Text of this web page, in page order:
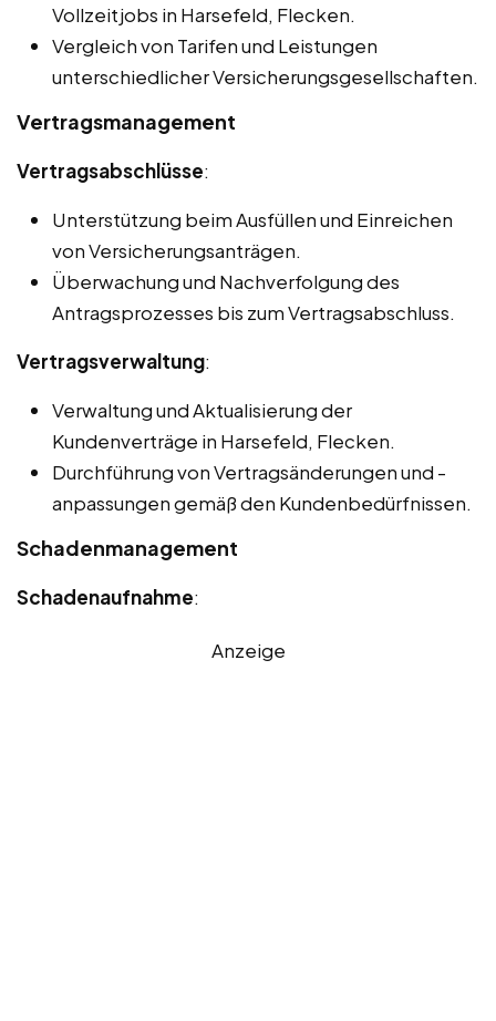
Vollzeitjobs in Harsefeld, Flecken.
Vergleich von Tarifen und Leistungen
unterschiedlicher Versicherungsgesellschaften.
Vertragsmanagement
Vertragsabschlüsse:
Unterstützung beim Ausfüllen und Einreichen
von Versicherungsanträgen.
Überwachung und Nachverfolgung des
Antragsprozesses bis zum Vertragsabschluss.
Vertragsverwaltung:
Verwaltung und Aktualisierung der
Kundenverträge in Harsefeld, Flecken.
Durchführung von Vertragsänderungen und -
anpassungen gemäß den Kundenbedürfnissen.
Schadenmanagement
Schadenaufnahme:
Anzeige